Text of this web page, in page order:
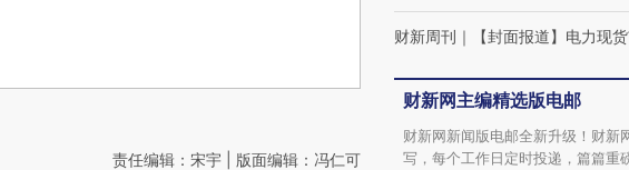
责任编辑：宋宇 | 版面编辑：冯仁可
财新周刊 ｜ 【封面报道】电力现
财新网主编精选版电邮
财新网新闻版电邮全新升级！财新
写，每个工作日定时投递，篇篇重